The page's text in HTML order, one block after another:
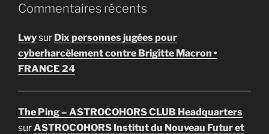
Commentaires récents
Lwysur Dix personnes jugées pour
cyberharcèlement contre Brigitte Macron •
FRANCE 24
The Ping – ASTROCOHORS CLUB Headquarters
surASTROCOHORS Institut du Nouveau Futur et